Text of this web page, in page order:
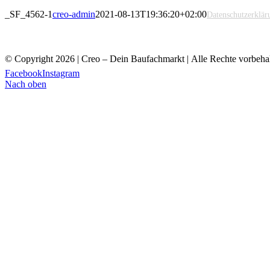
_SF_4562-1creo-admin2021-08-13T19:36:20+02:00
© Copyright 2026 | Creo – Dein Baufachmarkt | Alle Rechte
FacebookInstagram
Nach oben